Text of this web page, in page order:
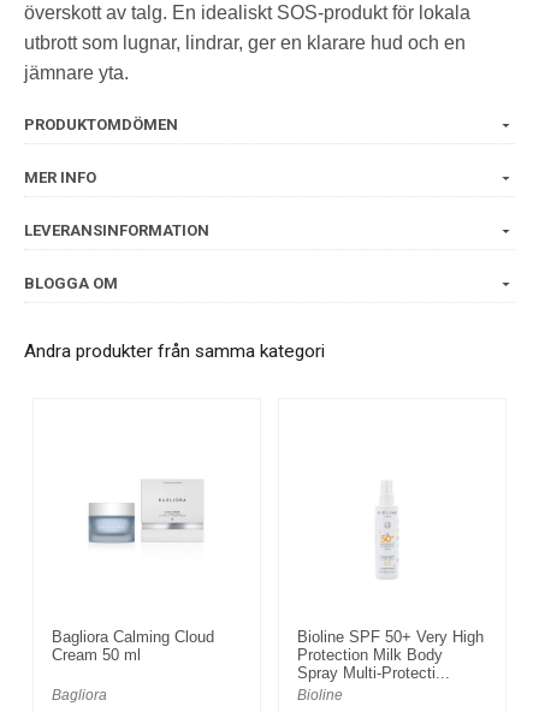
överskott av talg. En idealiskt SOS-produkt för lokala
utbrott som lugnar, lindrar, ger en klarare hud och en
jämnare yta.
PRODUKTOMDÖMEN
MER INFO
LEVERANSINFORMATION
BLOGGA OM
Andra produkter från samma kategori
Bagliora Calming Cloud
Cream 50 ml
Bagliora
Bioline SPF 50+ Very High
Protection Milk Body
Spray Multi-Protecti...
Bioline